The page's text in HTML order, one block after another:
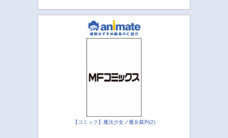
【コミック】魔法少女ノ魔女裁判(2)